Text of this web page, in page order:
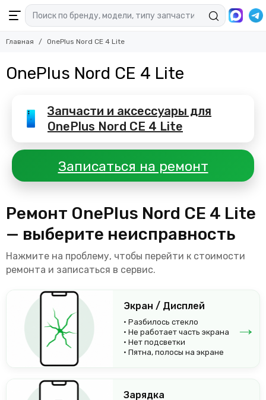
Главная OnePlus Nord CE 4 Lite
OnePlus Nord CE 4 Lite
Запчасти и аксессуары для
OnePlus Nord CE 4 Lite
Записаться на ремонт
Ремонт OnePlus Nord CE 4 Lite
— выберите неисправность
Нажмите на проблему, чтобы перейти к стоимости
ремонта и записаться в сервис.
Экран / Дисплей
• Разбилось стекло
• Не работает часть экрана
• Нет подсветки
• Пятна, полосы на экране
→
Зарядка